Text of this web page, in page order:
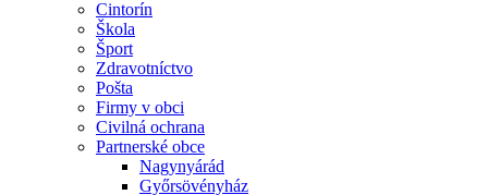
Cintorín
Škola
Šport
Zdravotníctvo
Pošta
Firmy v obci
Civilná ochrana
Partnerské obce
Nagynyárád
Győrsövényház